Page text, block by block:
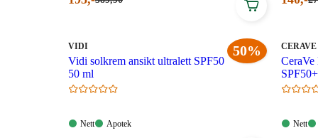
kroner.
kroner.
50%
MERKE
VIDI
Vidi solkrem ansikt ultralett SPF50
50 ml
Nett:
Nett
Apotek:
Apotek
MERKE:
CERAVE
CeraVe
Nett:
Nett